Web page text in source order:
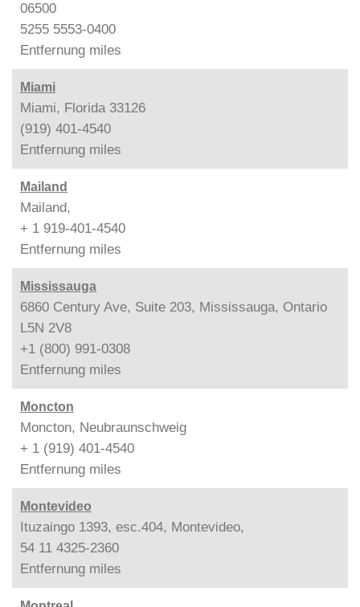
06500
5255 5553-0400
Entfernung miles
Miami
Miami, Florida 33126
(919) 401-4540
Entfernung miles
Mailand
Mailand,
+ 1 919-401-4540
Entfernung miles
Mississauga
6860 Century Ave, Suite 203, Mississauga, Ontario
L5N 2V8
+1 (800) 991-0308
Entfernung miles
Moncton
Moncton, Neubraunschweig
+ 1 (919) 401-4540
Entfernung miles
Montevideo
Ituzaingo 1393, esc.404, Montevideo,
54 11 4325-2360
Entfernung miles